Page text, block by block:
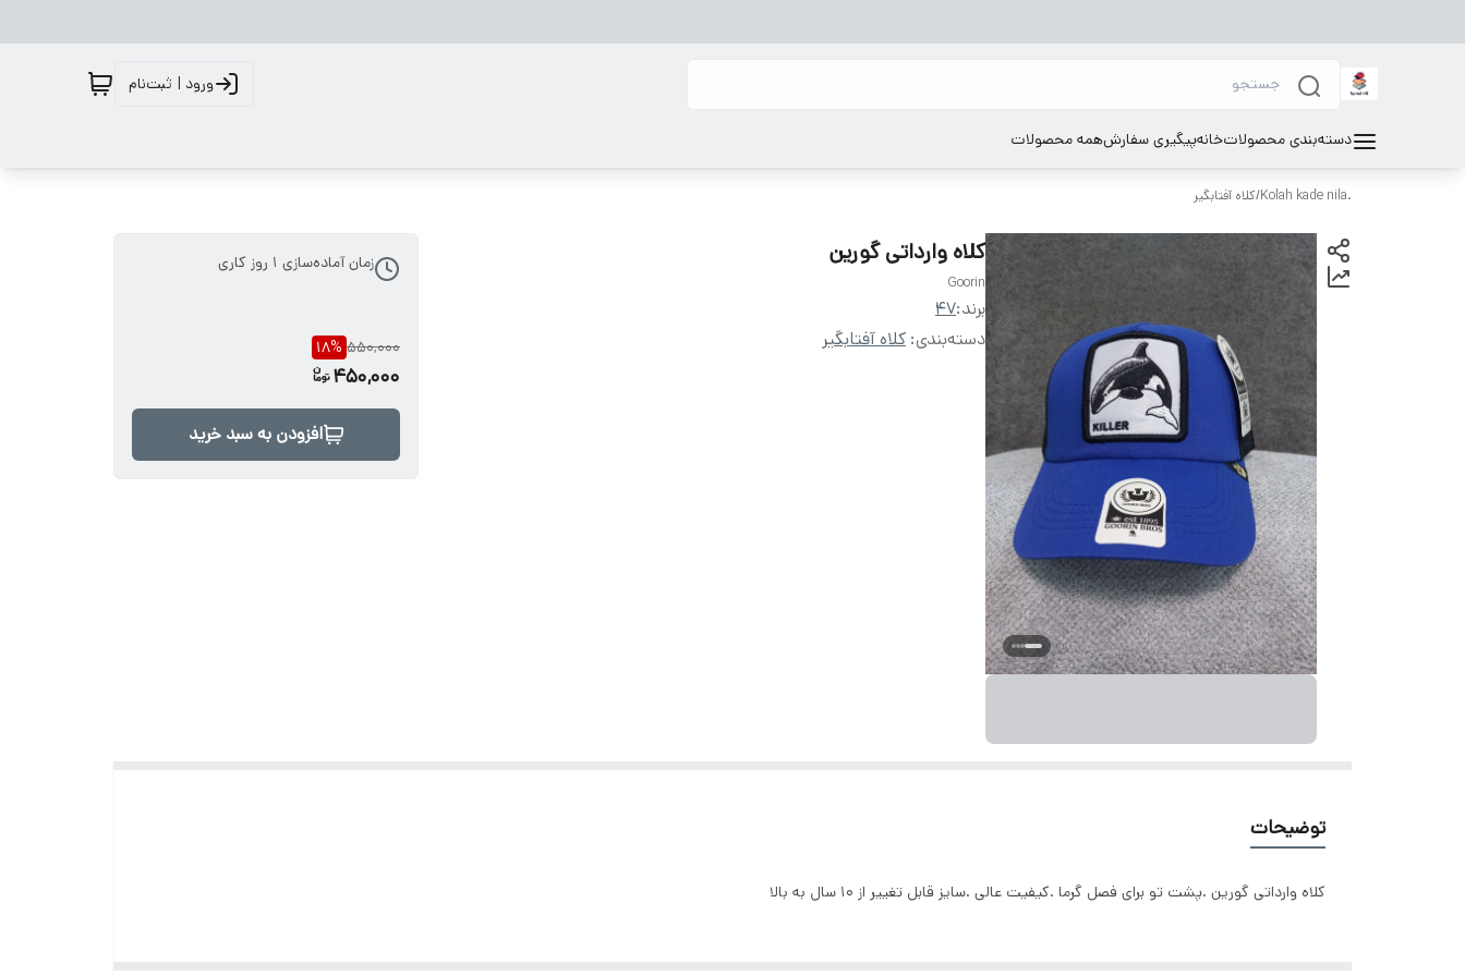
ورود | ثبت‌نام
دسته‌بندی محصولاتخانهپیگیری سفارشهمه محصولات
.Kolah kade nila
/کلاه آفتابگیر
کلاه وارداتی گورین
Goorin
برند:47
دسته‌بندی: کلاه آفتابگیر
زمان آماده‌سازی 1 روز کاری
550,000
18%
450,000
افزودن به سبد خرید
توضیحات
کلاه وارداتی گورین .پشت تو برای فصل گرما .کیفیت عالی .سایز قابل تغییر از ۱۰ سال به بالا